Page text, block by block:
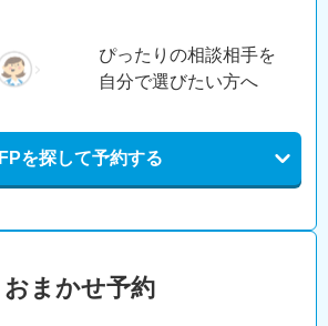
ぴったりの相談相手を
自分で選びたい方へ
FPを探して予約する
おまかせ予約